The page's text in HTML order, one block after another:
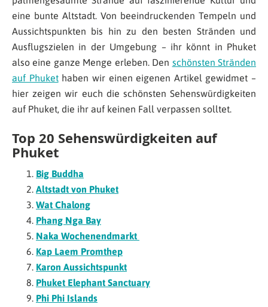
eine bunte Altstadt. Von beeindruckenden Tempeln und
Aussichtspunkten bis hin zu den besten Stränden und
Ausflugszielen in der Umgebung – ihr könnt in Phuket
also eine ganze Menge erleben. Den schönsten Stränden
auf Phukethaben wir einen eigenen Artikel gewidmet –
hier zeigen wir euch die schönsten Sehenswürdigkeiten
auf Phuket, die ihr auf keinen Fall verpassen solltet.
Top 20 Sehenswürdigkeiten auf
Phuket
Big Buddha
Altstadt von Phuket
Wat Chalong
Phang Nga Bay
Naka Wochenendmarkt
Kap Laem Promthep
Karon Aussichtspunkt
Phuket Elephant Sanctuary
Phi Phi Islands